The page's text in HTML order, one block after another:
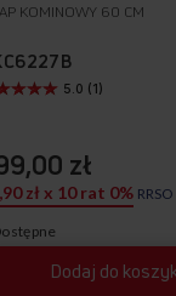
KOMINOWY 60 CM
Dodaj do
5.0 (1)
zł
zł x 10 rat 0% RRSO